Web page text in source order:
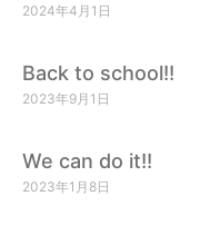
2024年4月1日
Back to school!!
2023年9月1日
We can do it!!
2023年1月8日